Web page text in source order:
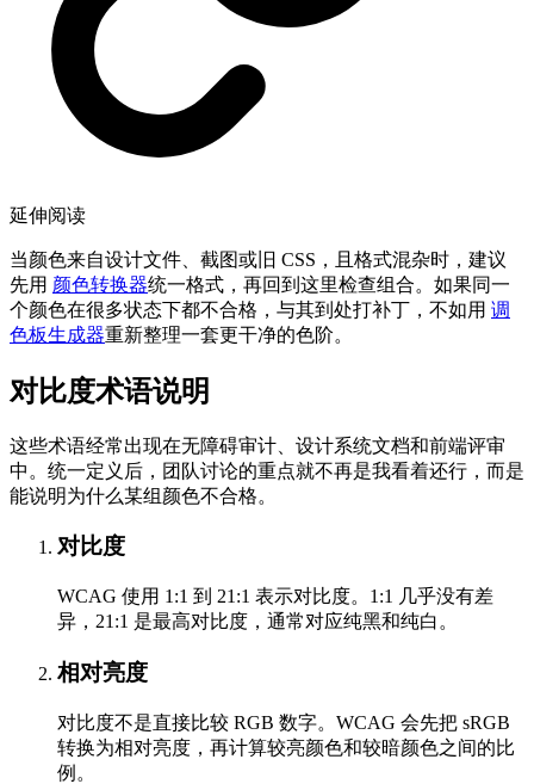
延伸阅读
当颜色来自设计文件、截图或旧 CSS，且格式混杂时，建议
先用 颜色转换器统一格式，再回到这里检查组合。如果同一
个颜色在很多状态下都不合格，与其到处打补丁，不如用 调
色板生成器重新整理一套更干净的色阶。
对比度术语说明
这些术语经常出现在无障碍审计、设计系统文档和前端评审
中。统一定义后，团队讨论的重点就不再是我看着还行，而是
能说明为什么某组颜色不合格。
对比度
WCAG 使用 1:1 到 21:1 表示对比度。1:1 几乎没有差
异，21:1 是最高对比度，通常对应纯黑和纯白。
相对亮度
对比度不是直接比较 RGB 数字。WCAG 会先把 sRGB
转换为相对亮度，再计算较亮颜色和较暗颜色之间的比
例。